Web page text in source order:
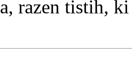
razen tistih,